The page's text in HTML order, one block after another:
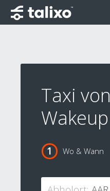
Taxi
Wo & Wann